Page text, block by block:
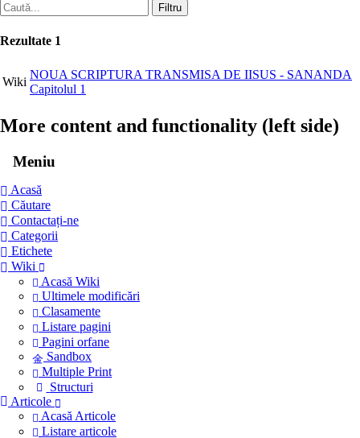
Rezultate 1
Wiki
NOUA SCRIPTURA TRANSMISA DE IISUS - SANANDA
Capitolul 1
More content and functionality (left side)
Meniu
Acasă
Căutare
Contactați-ne
Categorii
Etichete
Wiki
Acasă Wiki
Ultimele modificări
Clasamente
Listare pagini
Pagini orfane
Sandbox
Multiple Print
Structuri
Articole
Acasă Articole
Listare articole